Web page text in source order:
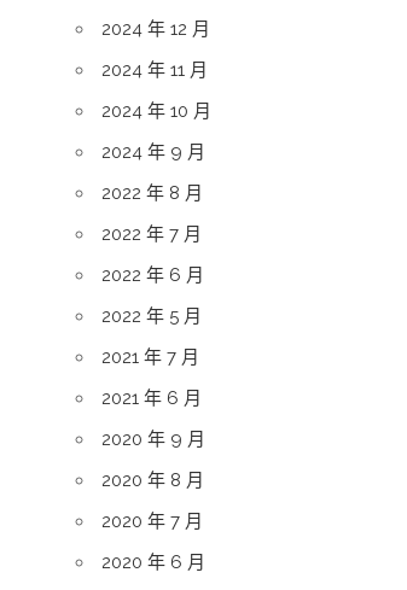
2024 年 12 月
2024 年 11 月
2024 年 10 月
2024 年 9 月
2022 年 8 月
2022 年 7 月
2022 年 6 月
2022 年 5 月
2021 年 7 月
2021 年 6 月
2020 年 9 月
2020 年 8 月
2020 年 7 月
2020 年 6 月